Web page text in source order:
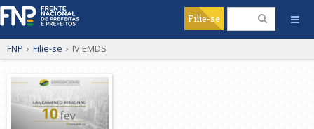
Filie-se
FNP › Filie-se › IV EMDS